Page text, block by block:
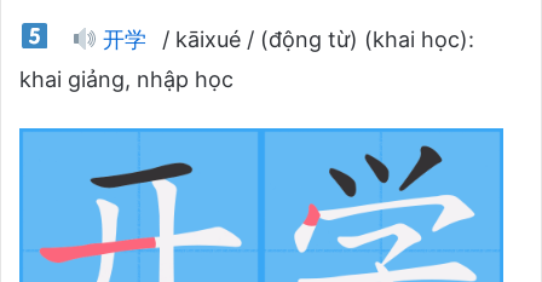
开学
/ kāixué / (động từ) (khai học):
khai giảng, nhập học